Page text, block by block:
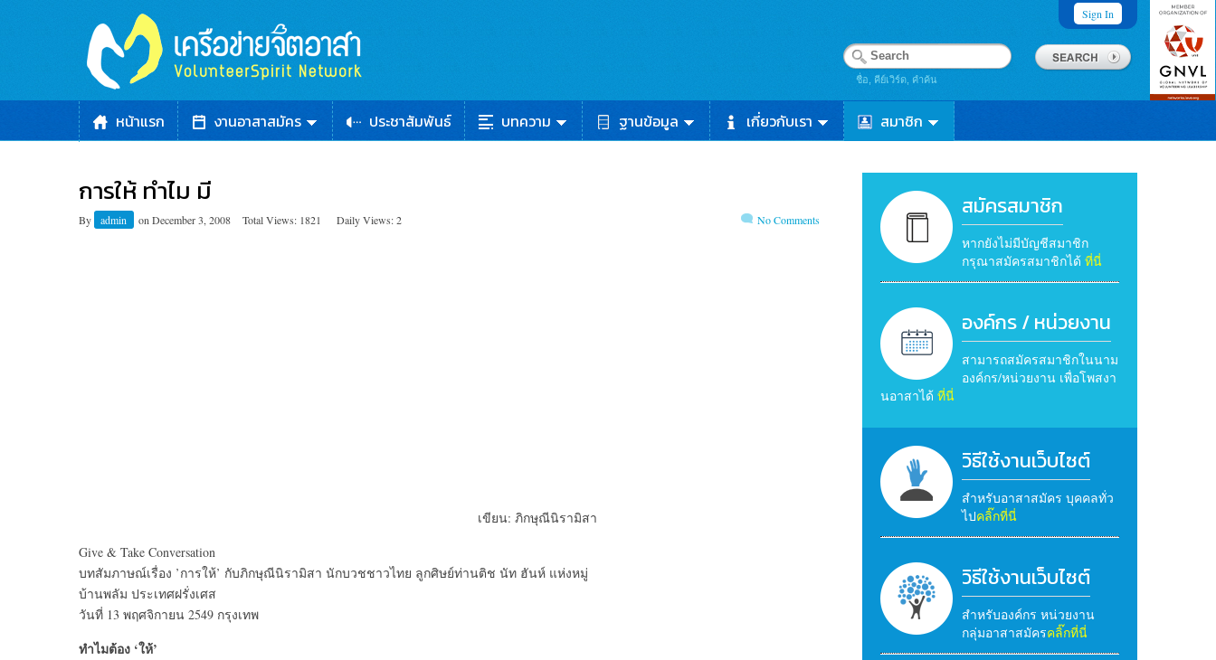
Sign In
ชื่อ, คีย์เวิร์ด, คำค้น
หน้าแรก งานอาสาสมัคร ประชาสัมพันธ์ บทความ ฐานข้อมูล เกี่ยวกับเรา สมาชิก
การให้ ทำไม มี
By admin on December 3, 2008 Total Views: 1821 Daily Views: 2 No Comments
เขียน: ภิกษุณีนิรามิสา
Give & Take Conversation
บทสัมภาษณ์เรื่อง ’การให้’ กับภิกษุณีนิรามิสา นักบวชชาวไทย ลูกศิษย์ท่านติช นัท ฮันห์ แห่งหมู่
บ้านพลัม ประเทศฝรั่งเศส
วันที่ 13 พฤศจิกายน 2549 กรุงเทพ
ทำไมต้อง ‘ให้’
สมัครสมาชิก
หากยังไม่มีบัญชีสมาชิก
กรุณาสมัครสมาชิกได้ ที่นี่
องค์กร / หน่วยงาน
สามารถสมัครสมาชิกในนาม
องค์กร/หน่วยงาน เพื่อโพสงา
นอาสาได้ ที่นี่
วิธีใช้งานเว็บไซต์
สำหรับอาสาสมัคร บุคคลทั่ว
ไปคลิ๊กที่นี่
วิธีใช้งานเว็บไซต์
สำหรับองค์กร หน่วยงาน
กลุ่มอาสาสมัครคลิ๊กที่นี่